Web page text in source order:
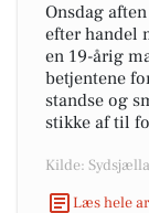
Onsdag
efter handel
en 19-årig
betjentene
standse og
stikke af til
Kilde:
Læs hele